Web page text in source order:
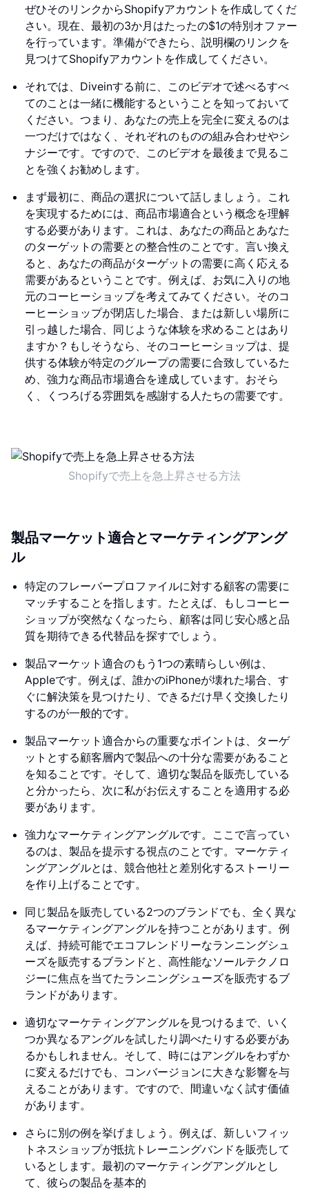
ぜひそのリンクからShopifyアカウントを作成してくだ
さい。現在、最初の3か月はたったの$1の特別オファー
を行っています。準備ができたら、説明欄のリンクを
見つけてShopifyアカウントを作成してください。
それでは、Diveinする前に、このビデオで述べるすべ
てのことは一緒に機能するということを知っておいて
ください。つまり、あなたの売上を完全に変えるのは
一つだけではなく、それぞれのものの組み合わせやシ
ナジーです。ですので、このビデオを最後まで見るこ
とを強くお勧めします。
まず最初に、商品の選択について話しましょう。これ
を実現するためには、商品市場適合という概念を理解
する必要があります。これは、あなたの商品とあなた
のターゲットの需要との整合性のことです。言い換え
ると、あなたの商品がターゲットの需要に高く応える
需要があるということです。例えば、お気に入りの地
元のコーヒーショップを考えてみてください。そのコ
ーヒーショップが閉店した場合、または新しい場所に
引っ越した場合、同じような体験を求めることはあり
ますか？もしそうなら、そのコーヒーショップは、提
供する体験が特定のグループの需要に合致しているた
め、強力な商品市場適合を達成しています。おそら
く、くつろげる雰囲気を感謝する人たちの需要です。
Shopifyで売上を急上昇させる方法
製品マーケット適合とマーケティングアング
ル
特定のフレーバープロファイルに対する顧客の需要に
マッチすることを指します。たとえば、もしコーヒー
ショップが突然なくなったら、顧客は同じ安心感と品
質を期待できる代替品を探すでしょう。
製品マーケット適合のもう1つの素晴らしい例は、
Appleです。例えば、誰かのiPhoneが壊れた場合、す
ぐに解決策を見つけたり、できるだけ早く交換したり
するのが一般的です。
製品マーケット適合からの重要なポイントは、ターゲ
ットとする顧客層内で製品への十分な需要があること
を知ることです。そして、適切な製品を販売している
と分かったら、次に私がお伝えすることを適用する必
要があります。
強力なマーケティングアングルです。ここで言ってい
るのは、製品を提示する視点のことです。マーケティ
ングアングルとは、競合他社と差別化するストーリー
を作り上げることです。
同じ製品を販売している2つのブランドでも、全く異な
るマーケティングアングルを持つことがあります。例
えば、持続可能でエコフレンドリーなランニングシュ
ーズを販売するブランドと、高性能なソールテクノロ
ジーに焦点を当てたランニングシューズを販売するブ
ランドがあります。
適切なマーケティングアングルを見つけるまで、いく
つか異なるアングルを試したり調べたりする必要があ
るかもしれません。そして、時にはアングルをわずか
に変えるだけでも、コンバージョンに大きな影響を与
えることがあります。ですので、間違いなく試す価値
があります。
さらに別の例を挙げましょう。例えば、新しいフィッ
トネスショップが抵抗トレーニングバンドを販売して
いるとします。最初のマーケティングアングルとし
て、彼らの製品を基本的